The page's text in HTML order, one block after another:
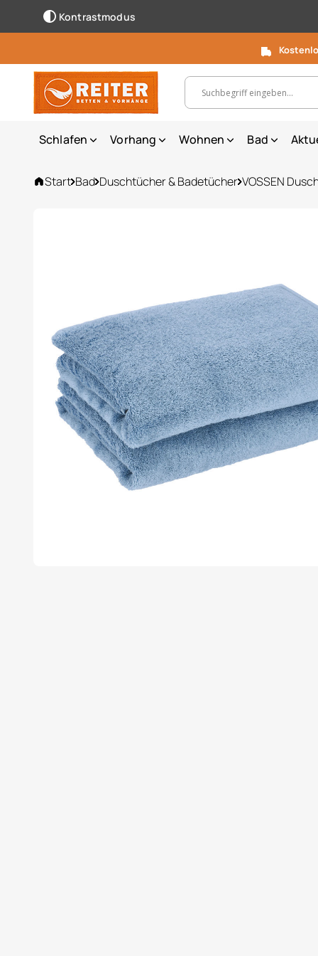
Kontrastmodus
Suchbegriff, Artikelnummer ...
Schlafen Vorhang Wohnen Bad
Start Bad Duschtücher & Badetücher VOSSEN